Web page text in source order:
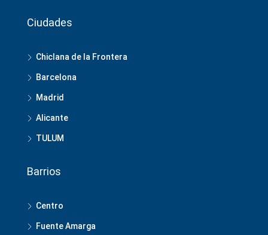
Ciudades
Chiclana de la Frontera
Barcelona
Madrid
Alicante
TULUM
Barrios
Centro
Fuente Amarga